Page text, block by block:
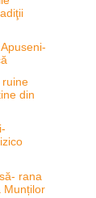
ruine
din
rana
Munților